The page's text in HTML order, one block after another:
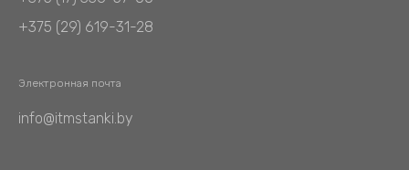
+375 (29) 619-31-28
Электронная почта
info@itmstanki.by